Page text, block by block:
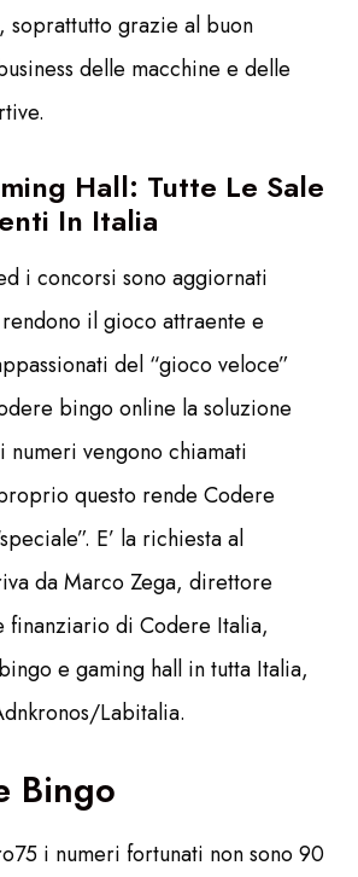
soprattutto grazie al buon
delle macchine e delle
Hall: Tutte Le Sale
In Italia
i concorsi sono aggiornati
il gioco attraente e
del “gioco veloce”
bingo online la soluzione
vengono chiamati
questo rende Codere
E’ la richiesta al
da Marco Zega, direttore
finanziario di Codere Italia,
e gaming hall in tutta Italia,
Labitalia.
Bingo
i numeri fortunati non sono 90